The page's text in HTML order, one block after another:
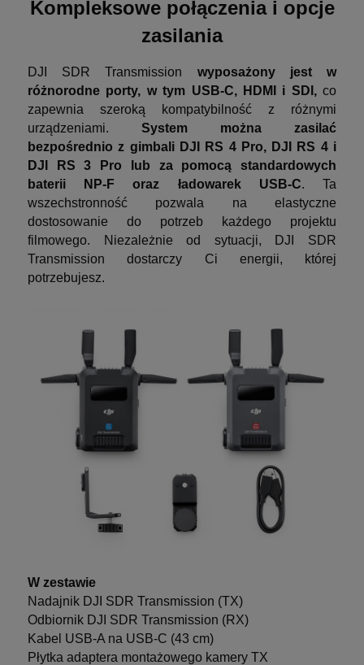
Kompleksowe połączenia i opcje
zasilania
DJI SDR Transmission wyposażony jest w
różnorodne porty, w tym USB-C, HDMI i SDI,co
zapewnia szeroką kompatybilność z różnymi
urządzeniami. System można zasilać
bezpośrednio z gimbali DJI RS 4 Pro, DJI RS 4 i
DJI RS 3 Pro lub za pomocą standardowych
baterii NP-F oraz ładowarek USB-C. Ta
wszechstronność pozwala na elastyczne
dostosowanie do potrzeb każdego projektu
filmowego. Niezależnie od sytuacji, DJI SDR
Transmission dostarczy Ci energii, której
potrzebujesz.
W zestawie
Nadajnik DJI SDR Transmission (TX)
Odbiornik DJI SDR Transmission (RX)
Kabel USB-A na USB-C (43 cm)
Płytka adaptera montażowego kamery TX